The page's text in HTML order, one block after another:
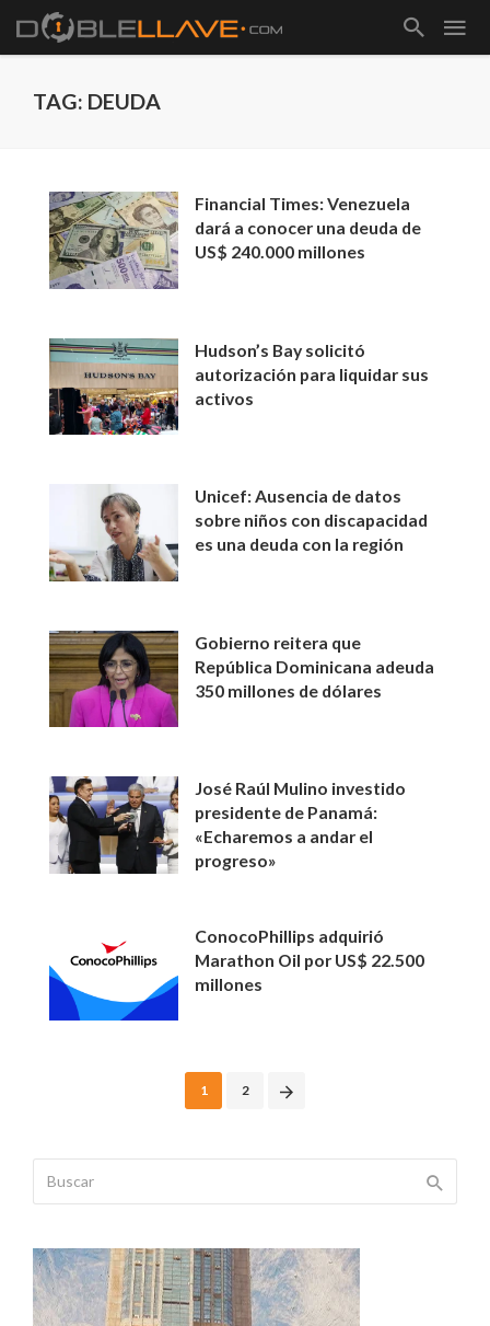
TAG: DEUDA
Financial Times: Venezuela
dará a conocer una deuda de
US$ 240.000 millones
Hudson’s Bay solicitó
autorización para liquidar sus
activos
Unicef: Ausencia de datos
sobre niños con discapacidad
es una deuda con la región
Gobierno reitera que
República Dominicana adeuda
350 millones de dólares
José Raúl Mulino investido
presidente de Panamá:
«Echaremos a andar el
progreso»
ConocoPhillips adquirió
Marathon Oil por US$ 22.500
millones
1 2